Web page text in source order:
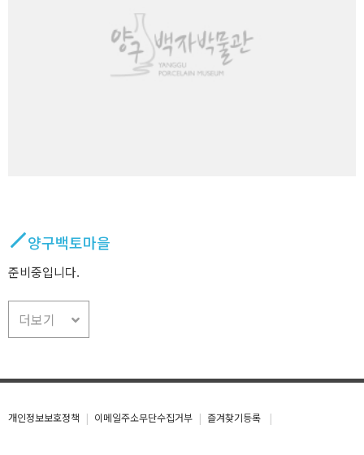
양구백토마을
준비중입니다.
더보기
개인정보보호정책 이메일주소무단수집거부 즐겨찾기등록